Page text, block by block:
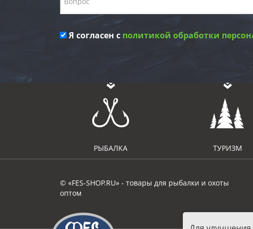
Я согласен с политикой обработки
РЫБАЛКА ТУРИЗМ
© «FES-SHOP.RU» - товары для рыбалки и охоты
оптом